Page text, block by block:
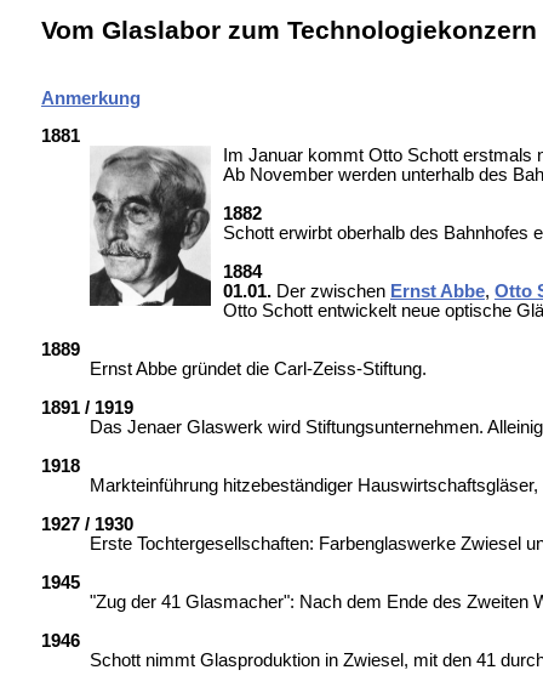
Vom Glaslabor zum Technologiekonzern
Anmerkung
1881
Im Januar kommt Otto Schott erstmals
Ab November werden unterhalb des
1882
Schott erwirbt oberhalb des Bahnhofes
1884
01.01.Der zwischen Ernst Abbe, Otto
Otto Schott entwickelt neue optische
1889
Ernst Abbe gründet die Carl-Zeiss-Stiftung.
1891 / 1919
Das Jenaer Glaswerk wird Stiftungsunternehmen.
1918
Markteinführung hitzebeständiger
1927 / 1930
Erste Tochtergesellschaften: Farbenglaswerke Zwiesel
1945
"Zug der 41 Glasmacher": Nach dem Ende des Zweiten
1946
Schott nimmt Glasproduktion in Zwiesel, mit den 41